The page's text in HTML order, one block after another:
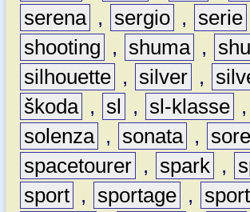
serena , sergio , serie
shooting
, shuma ,
silhouette , silver ,
škoda , sl , sl-klasse ,
solenza , sonata ,
spacetourer , spark ,
sport , sportage ,